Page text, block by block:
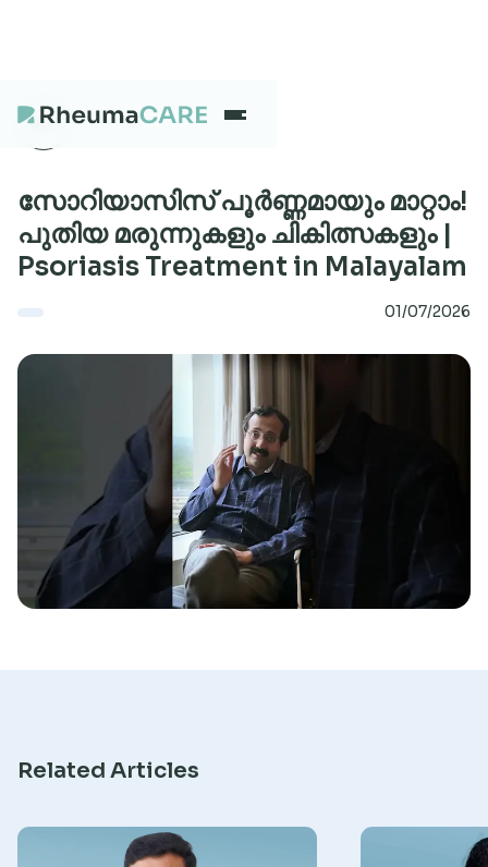
What we treat
Our Centres
Careers
Research
സോറിയാസിസ് പൂർണ്ണമായും മാറ്റാം!
പുതിയ മരുന്നുകളും ചികിത്സകളും |
Psoriasis Treatment in Malayalam
01/07/2026
Related Articles